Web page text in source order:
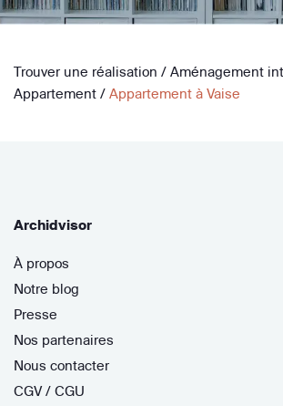
Trouver une réalisation / Aménagement
Appartement / Appartement à Vaise
Archidvisor
À propos
Notre blog
Presse
Nos partenaires
Nous contacter
CGV / CGU